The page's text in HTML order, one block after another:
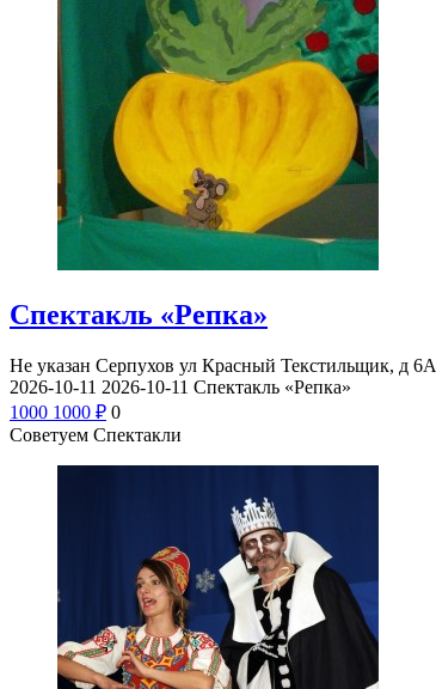
Спектакль «Репка»
Не указан Серпухов ул Красный Текстильщик, д 6А
2026-10-11 2026-10-11 Спектакль «Репка»
1000 1000 ₽ 0
Советуем Спектакли